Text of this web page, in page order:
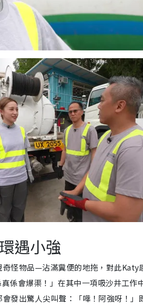
遇小強
怪物品—沾滿糞便的地拖，對此
係會爆渠！」在其中一項吸沙井工
發出驚人尖叫聲：「嘩！阿強呀！